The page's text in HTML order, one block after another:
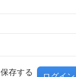
存する